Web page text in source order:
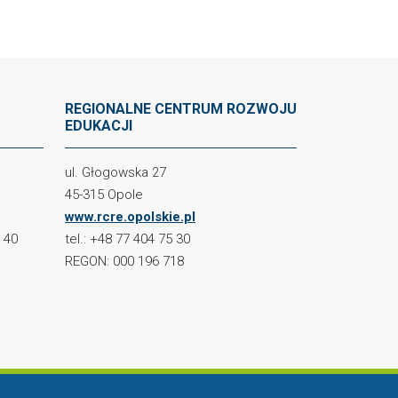
40
REGIONALNE CENTRUM ROZWOJU
EDUKACJI
ul. Głogowska 27
45-315 Opole
www.rcre.opolskie.pl
tel.: +48 77 404 75 30
REGON: 000 196 718